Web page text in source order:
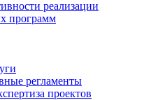
реализации
программ
регламенты
проектов